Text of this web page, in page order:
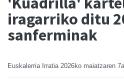
iragarriko ditu
sanferminak
Euskalerria Irratia 2026ko maiatzaren 7a